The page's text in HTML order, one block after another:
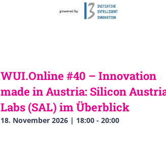
WUI.Online #40 – Innovation
made in Austria: Silicon
Labs (SAL) im Überblick
18. November 2026 | 18:00- 20:00